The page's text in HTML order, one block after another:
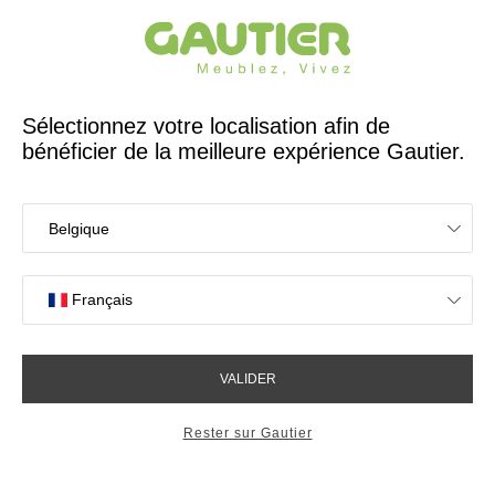
Créateur et fabricant français depuis 65 ans
Accueil 60 ans d'histoire